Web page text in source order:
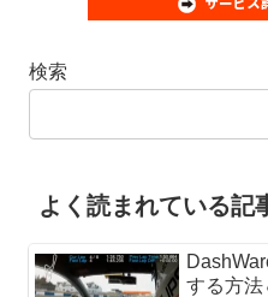
検索
よく読まれている記
する方法